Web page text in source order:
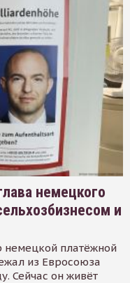
немецкого
и
платёжной
из Евросоюза
Сейчас он живёт